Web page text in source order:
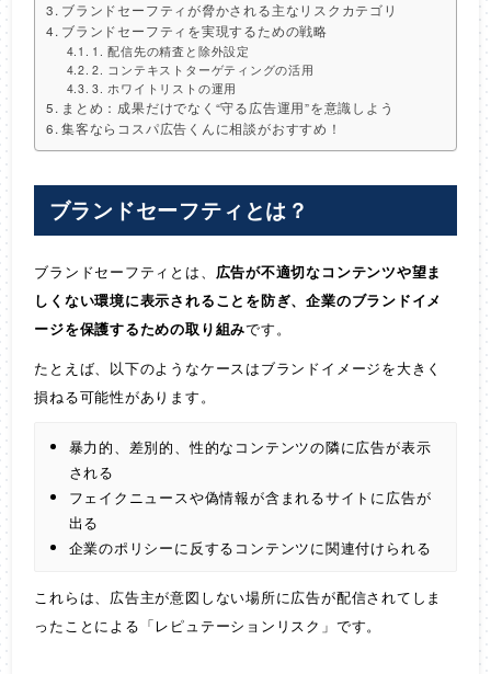
ブランドセーフティが脅かされる主なリスクカテゴリ
ブランドセーフティを実現するための戦略
1. 配信先の精査と除外設定
2. コンテキストターゲティングの活用
3. ホワイトリストの運用
まとめ：成果だけでなく“守る広告運用”を意識しよう
集客ならコスパ広告くんに相談がおすすめ！
ブランドセーフティとは？
ブランドセーフティとは、 広告が不適切なコンテンツや望ま
しくない環境に表示されることを防ぎ、企業のブランドイメ
ージを保護するための取り組みです。
たとえば、以下のようなケースはブランドイメージを大きく
損ねる可能性があります。
暴力的、差別的、性的なコンテンツの隣に広告が表示
される
フェイクニュースや偽情報が含まれるサイトに広告が
出る
企業のポリシーに反するコンテンツに関連付けられる
これらは、広告主が意図しない場所に広告が配信されてしま
ったことによる「レピュテーションリスク」です。